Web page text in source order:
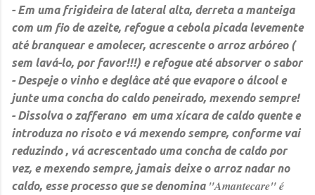
- Em uma frigideira de lateral alta, derreta a manteiga
com um fio de azeite, refogue a cebola picada levemente
até branquear e amolecer, acrescente o arroz arbóreo (
sem lavá-lo, por favor!!!) e refogue até absorver o sabor
- Despeje o vinho e deglâce até que evapore o álcool e
junte uma concha do caldo peneirado, mexendo sempre!
- Dissolva o zafferano em uma xícara de caldo quente e
introduza no risoto e vá mexendo sempre, conforme vai
reduzindo , vá acrescentado uma concha de caldo por
vez, e mexendo sempre, jamais deixe o arroz nadar no
caldo, esse processo que se denomina "Amantecare" é